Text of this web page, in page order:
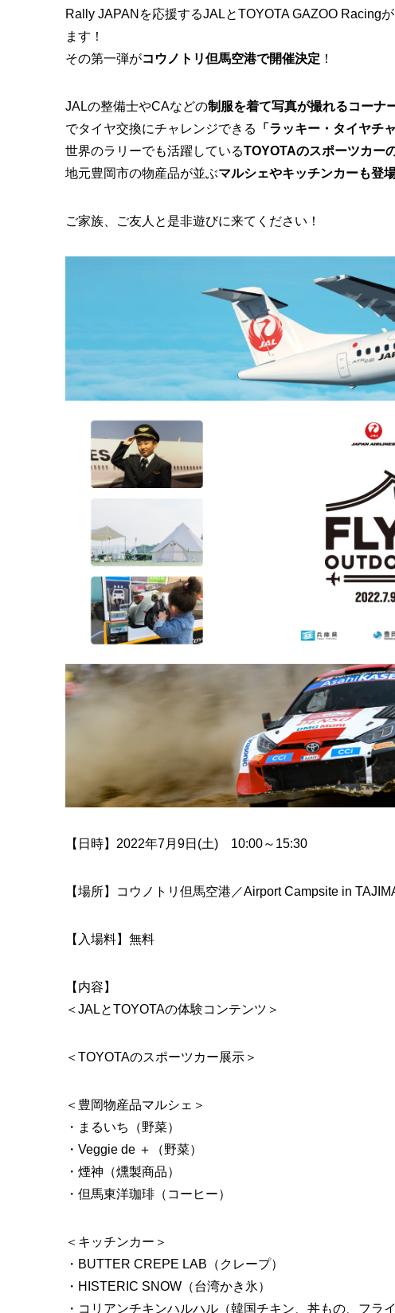
Rally JAPANを応援するJALとTOYOTA GAZOO Racing
ます！
その第一弾がコウノトリ但馬空港で開催決定 ！
JALの整備士やCAなどの制服を着て写真が撮れるコーナ
でタイヤ交換にチャレンジできる
「ラッキー・タイヤチ
世界のラリーでも活躍しているTOYOTAのスポーツカー
地元豊岡市の物産品が並ぶマルシェやキッチンカーも登
ご家族、ご友人と是非遊びに来てください！
【日時】2022年7月9日(土) 10:00～15:30
【場所】コウノトリ但馬空港／Airport Campsite in
【入場料】無料
【内容】
＜JALとTOYOTAの体験コンテンツ＞
＜TOYOTAのスポーツカー展示＞
＜豊岡物産品マルシェ＞
・まるいち（野菜）
・Veggie de ＋（野菜）
・煙神（燻製商品）
・但馬東洋珈琲（コーヒー）
＜キッチンカー＞
・BUTTER CREPE LAB（クレープ）
・HISTERIC SNOW（台湾かき氷）
・コリアンチキンハルハル（韓国チキン、丼もの、フラ